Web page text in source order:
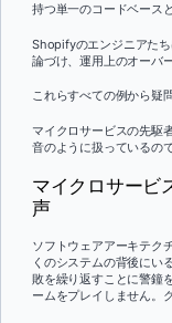
持つ単一のコードベース
Shopifyのエンジニアた
論づけ、運用上のオーバ
これらすべての例から疑
マイクロサービスの先駆
音のように扱っているの
マイクロサービ
声
ソフトウェアアーキテク
くのシステムの背後にい
敗を繰り返すことに警鐘
ームをプレイしません。